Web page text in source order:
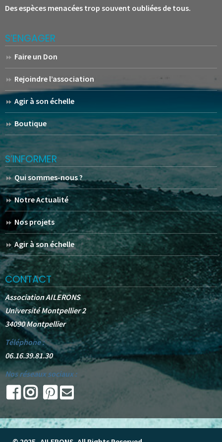
Des espèces menacées trop souvent oubliées de tous.
S’ENGAGER
Faire un Don
Rejoindre l’association
Agir à son échelle
Boutique
S’INFORMER
Qui sommes-nous ?
Notre Actualité
Nos projets
Agir à son échelle
CONTACT
Association AILERONS
Université Montpellier 2
34090 Montpellier
Téléphone :
06.16.39.81.30
Nos réseaux sociaux :